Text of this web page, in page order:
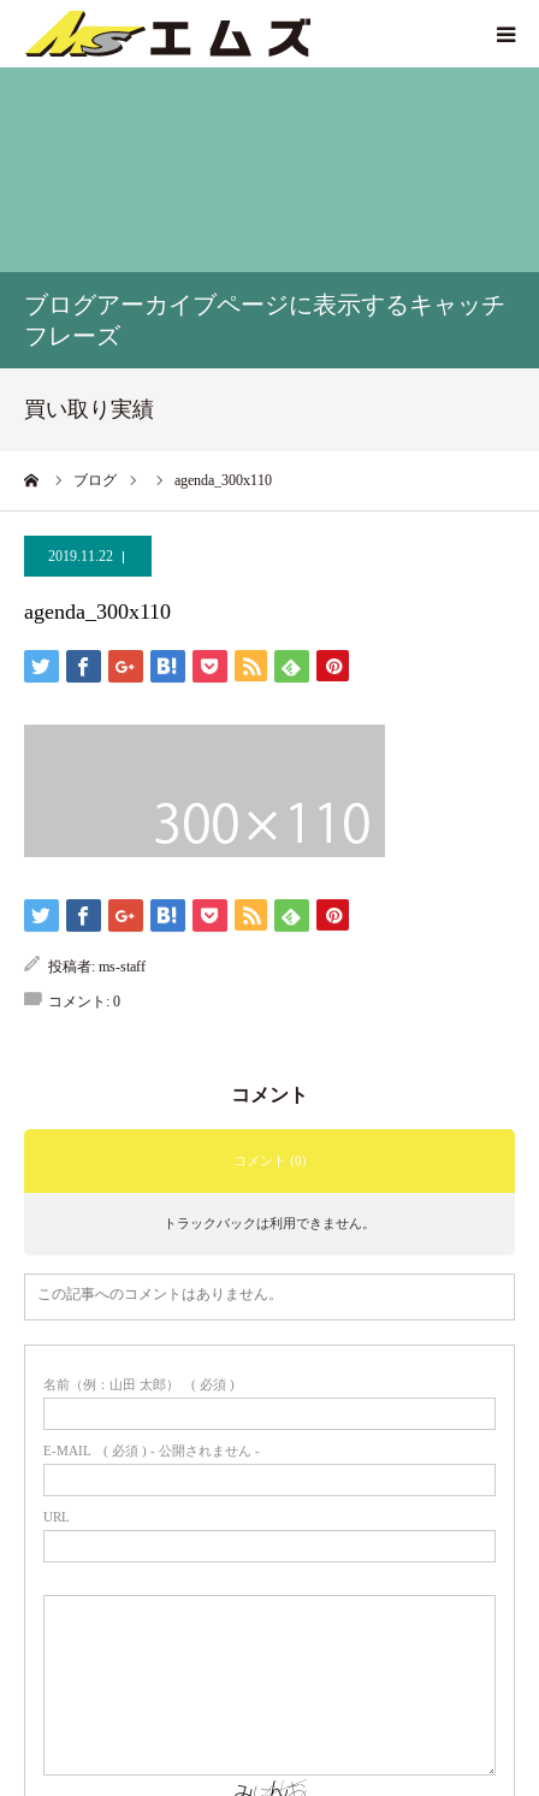
ブログアーカイブページに表示するキャッチ
フレーズ
買い取り実績
ブログ agenda_300x110
2019.11.22
agenda_300x110
投稿者: ms-staff
コメント: 0
コメント
コメント (0)
トラックバックは利用できません。
この記事へのコメントはありません。
名前（例：山田 太郎） ( 必須 )
E-MAIL ( 必須 ) - 公開されません -
URL
サービス紹介
お問い合わせ